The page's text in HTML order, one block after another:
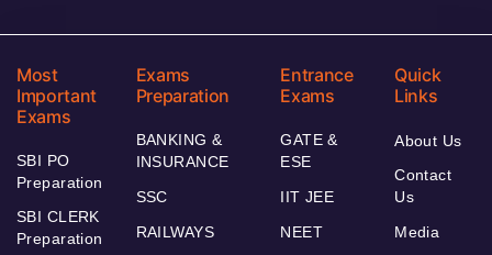
Most
Important
Exams
SBI PO
Preparation
SBI CLERK
Preparation
Exams
Preparation
BANKING &
INSURANCE
SSC
RAILWAYS
Entrance
Exams
GATE &
ESE
IIT JEE
NEET
Quick
Links
About Us
Contact
Us
Media